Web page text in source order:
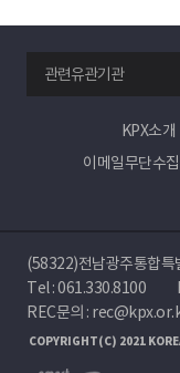
겨
주
세
요
관련유관기관
KPX소개
이메일무단수
(58322)전남광주통합특
Tel :061.330.8100
REC문의 :
COPYRIGHT(C) 2021